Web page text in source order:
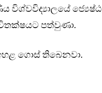
විශ්වවිද්‍යාලයේ ජ්‍යෙෂ්ඨ
පත්වුණා.
ගොස් තිබෙනවා.